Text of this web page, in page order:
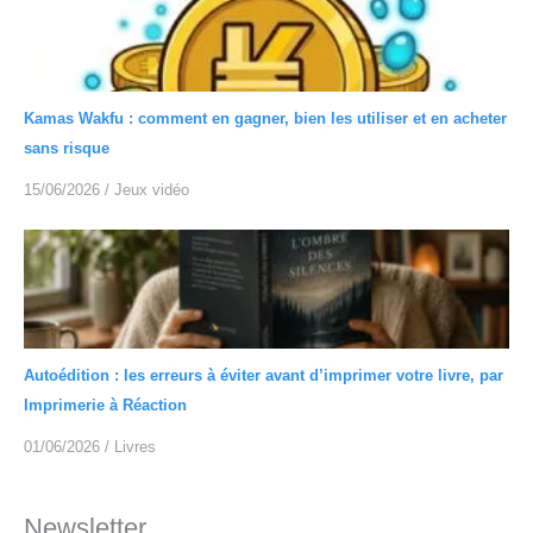
Kamas Wakfu : comment en gagner, bien les utiliser et en acheter
sans risque
15/06/2026 / Jeux vidéo
Autoédition : les erreurs à éviter avant d’imprimer votre livre, par
Imprimerie à Réaction
01/06/2026 / Livres